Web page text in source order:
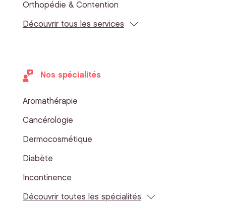
Orthopédie & Contention
Découvrir tous les services
Nos spécialités
Aromathérapie
Cancérologie
Dermocosmétique
Diabète
Incontinence
Découvrir toutes les spécialités